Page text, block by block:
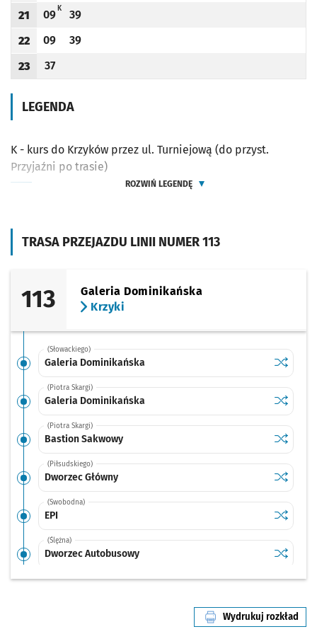
TRASA PRZEJAZDU LINII NUMER 113
113
Galeria Dominikańska
Krzyki
(Słowackiego)
Galeria Dominikańska Sprawdź
Galeria
(Piotra Skargi)
Galeria Dominikańska Sprawdź
Galeria
(Piotra Skargi)
Bastion Sakwowy Sprawdź
Bastion
(Piłsudskiego)
Dworzec Główny Sprawdź
Dworzec
(Swobodna)
EPI Sprawdź
EPI
(Ślężna)
Dworzec Autobusowy Sprawdź
Dworzec
(Gliniana)
Sprawdź
Wydrukuj rozkład
linii nr 113
Godzina odjazdu
21
Odjazd
09
minut po godzinie 21
KK - KURS DO KRZYKÓW PRZEZ UL. TURNIEJOWĄ (DO PRZYST. PRZYJAŹNI PO
Odjazd
39
minut po godzinie 21
Godzina odjazdu
22
Odjazd
09
minut po godzinie 22
Odjazd
39
minut po godzinie 22
Godzina odjazdu
23
Odjazd
37
minut po godzinie 23
LEGENDA
K - kurs do Krzyków przez ul. Turniejową (do przyst.
Przyjaźni po trasie)
ROZWIŃ LEGENDĘ